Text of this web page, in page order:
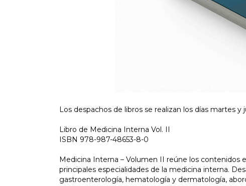
Los despachos de libros se realizan los días martes
Libro de Medicina Interna Vol. II
ISBN 978-987-48653-8-0
Medicina Interna – Volumen II reúne los contenidos
principales especialidades de la medicina interna.
gastroenterología, hematología y dermatología,